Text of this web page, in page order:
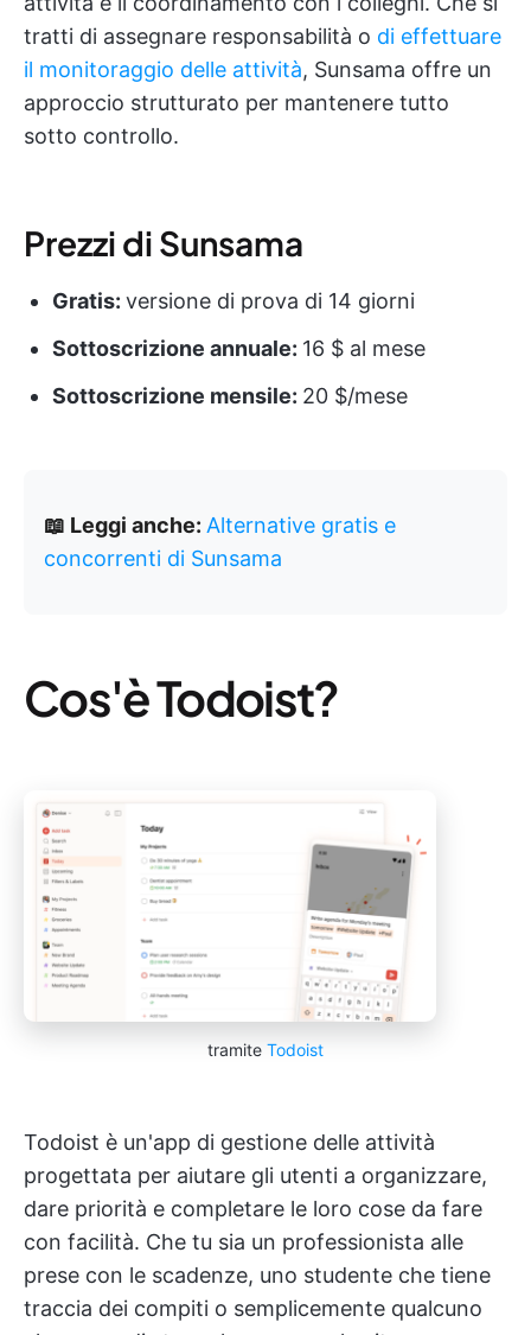
tratti di assegnare responsabilità o di effettuare
il monitoraggio delle attività, Sunsama offre un
approccio strutturato per mantenere tutto
sotto controllo.
Prezzi di Sunsama
Gratis: versione di prova di 14 giorni
Sottoscrizione annuale: 16 $ al mese
Sottoscrizione mensile: 20 $/mese
📖 Leggi anche: Alternative gratis e
concorrenti di Sunsama
Cos'è Todoist?
tramite Todoist
Todoist è un'app di gestione delle attività
progettata per aiutare gli utenti a organizzare,
dare priorità e completare le loro cose da fare
con facilità. Che tu sia un professionista alle
prese con le scadenze, uno studente che tiene
traccia dei compiti o semplicemente qualcuno